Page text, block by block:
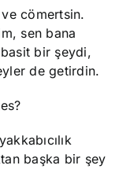
cömertsin.
sen bana
bir şeydi,
de getirdin.
başka bir şey